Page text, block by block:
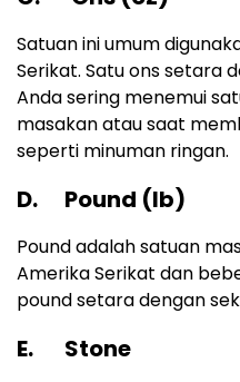
Satuan ini umum
Serikat. Satu ons setara
Anda sering menemui
masakan atau saat
seperti minuman ringan.
D. Pound (lb)
Pound adalah satuan
Amerika Serikat dan
pound setara dengan
E. Stone